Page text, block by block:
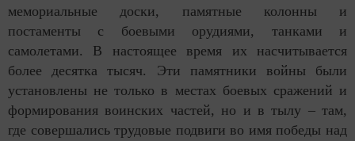
мемориальные доски, памятные колонны и
постаменты с боевыми орудиями, танками и
самолетами. В настоящее время их насчитывается
более десятка тысяч. Эти памятники войны были
установлены не только в местах боевых сражений и
формирования воинских частей, но и в тылу – там,
где совершались трудовые подвиги во имя победы над